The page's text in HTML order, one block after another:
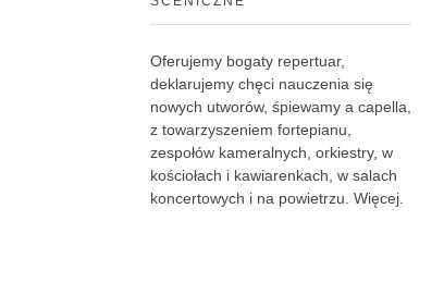
Oferujemy bogaty repertuar,
deklarujemy chęci nauczenia się
nowych utworów, śpiewamy a capella,
z towarzyszeniem fortepianu,
zespołów kameralnych, orkiestry, w
kościołach i kawiarenkach, w salach
koncertowych i na powietrzu. Więcej